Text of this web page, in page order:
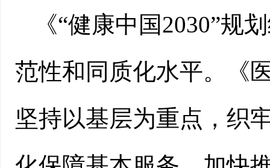
《“健康中国2030”规
范性和同质化水平。《
坚持以基层为重点，织